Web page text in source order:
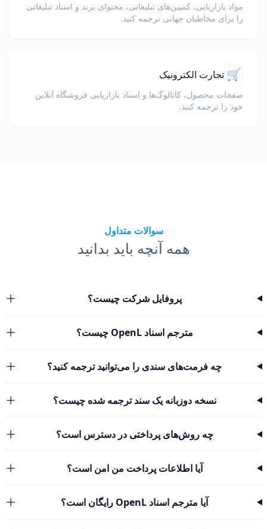
مواد بازاریابی، کمپین‌های تبلیغاتی، محتوای برند و اسناد تبلیغاتی
را برای مخاطبان جهانی ترجمه کنید.
🛒 تجارت الکترونیک
صفحات محصول، کاتالوگ‌ها و اسناد بازاریابی فروشگاه آنلاین
خود را ترجمه کنید.
سوالات متداول
همه آنچه باید بدانید
پروفایل شرکت چیست؟
مترجم اسناد OpenL چیست؟
چه فرمت‌های سندی را می‌توانید ترجمه کنید؟
نسخه دوزبانه یک سند ترجمه شده چیست؟
چه روش‌های پرداختی در دسترس است؟
آیا اطلاعات پرداخت من امن است؟
آیا مترجم اسناد OpenL رایگان است؟